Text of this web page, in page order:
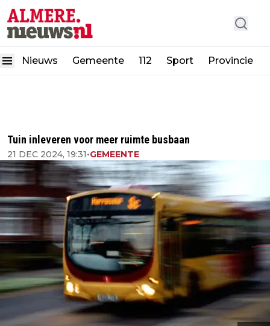
Nieuws Gemeente 112 Sport Provincie
Tuin inleveren voor meer ruimte busbaan
21 DEC 2024, 19:31•GEMEENTE